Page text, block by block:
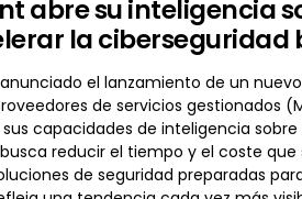
abre su inteligencia
la ciberseguridad
el lanzamiento de un
de servicios gestionados
capacidades de inteligencia
busca reducir el tiempo y el coste
de seguridad preparadas